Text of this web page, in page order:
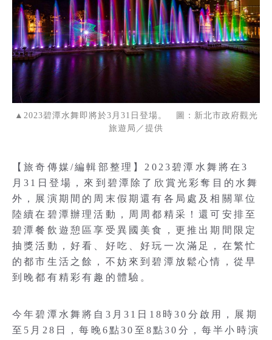
▲2023碧潭水舞即將於3月31日登場。 圖：新北市政府觀光
旅遊局／提供
【旅奇傳媒/編輯部整理】2023碧潭水舞將在3
月31日登場，來到碧潭除了欣賞光彩奪目的水舞
外，展演期間的周末假期還有各局處及相關單位
陸續在碧潭辦理活動，周周都精采！還可安排至
碧潭餐飲遊憩區享受異國美食，更推出期間限定
抽獎活動，好看、好吃、好玩一次滿足，在繁忙
的都市生活之餘，不妨來到碧潭放鬆心情，從早
到晚都有精彩有趣的體驗。
今年碧潭水舞將自3月31日18時30分啟用，展期
至5月28日，每晚6點30至8點30分，每半小時演